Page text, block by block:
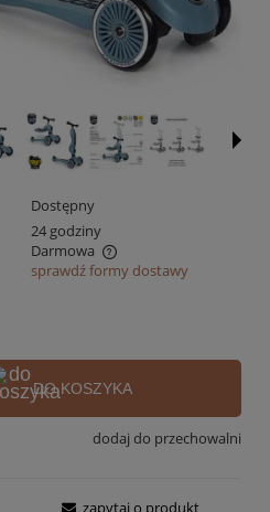
Dostępny
24 godziny
Darmowa
kosztów płatności
sprawdź formy dostawy
DO KOSZYKA
dodaj do przechowalni
zapytaj o produkt